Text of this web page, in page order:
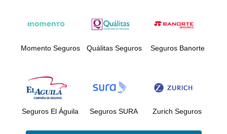
Momento Seguros Quálitas Seguros Seguros Banorte
Seguros El Águila Seguros SURA Zurich Seguros